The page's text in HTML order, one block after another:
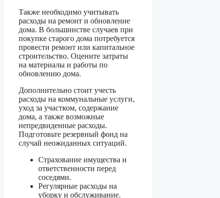
Также необходимо учитывать
расходы на ремонт и обновление
дома. В большинстве случаев при
покупке старого дома потребуется
провести ремонт или капитальное
строительство. Оцените затраты
на материалы и работы по
обновлению дома.
Дополнительно стоит учесть
расходы на коммунальные услуги,
уход за участком, содержание
дома, а также возможные
непредвиденные расходы.
Подготовьте резервный фонд на
случай неожиданных ситуаций.
Страхование имущества и
ответственности перед
соседями.
Регулярные расходы на
уборку и обслуживание.